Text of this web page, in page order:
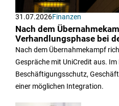
31.07.2026Finanzen
Nach dem
Verhandlungsphase bei
Nach dem Übernahmekampf
Gespräche mit UniCredit aus. Im
Beschäftigungsschutz,
einer möglichen Integration.